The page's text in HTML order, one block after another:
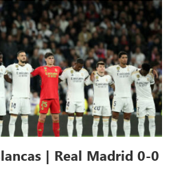
| Real Madrid 0-0